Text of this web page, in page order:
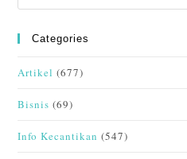
Categories
Artikel (677)
Bisnis (69)
Info Kecantikan (547)